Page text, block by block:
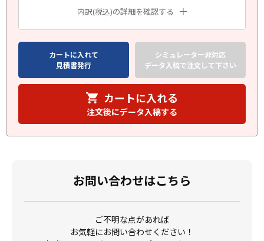
内訳(税込)の詳細を確認する
カートに入れて
見積書発行
シミュレーター非対応
データ入稿で注文して下さい
カートに入れる
注文後にデータ入稿する
お問い合わせはこちら
ご不明な点があれば
お気軽にお問い合わせください！